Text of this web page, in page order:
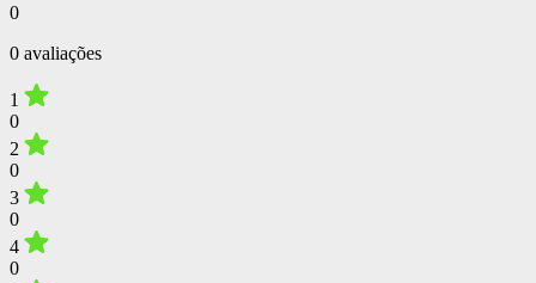
0
0 avaliações
1
0
2
0
3
0
4
0